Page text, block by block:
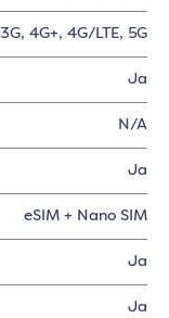
3G, 4G+, 4G/LTE, 5G
Ja
N/A
Ja
eSIM + Nano SIM
Ja
Ja